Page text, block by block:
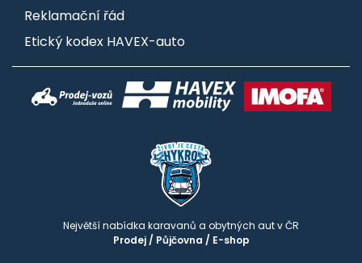
Reklamační řád
Etický kodex HAVEX-auto
Největší nabídka karavanů a obytných aut v ČR
Prodej/ Půjčovna / E-shop